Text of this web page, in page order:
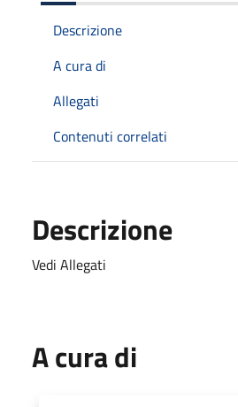
Descrizione
A cura di
Allegati
Contenuti correlati
Descrizione
Vedi Allegati
A cura di